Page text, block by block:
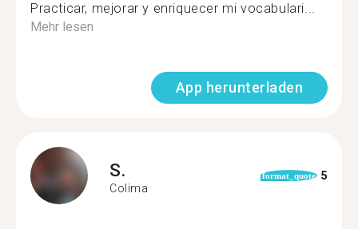
Practicar, mejorar y enriquecer mi vocabulari...
Mehr lesen
App herunterladen
S.
Colima
format_quote 5